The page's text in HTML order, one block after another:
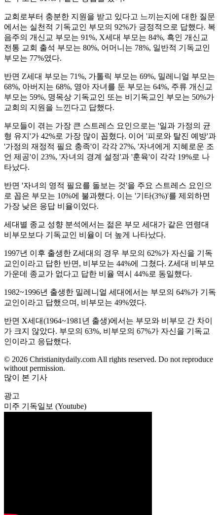
교회로부터 충분한 지원을 받고 있다고 느끼는지에 대한 질문
에서는 실천적 기독교인 부모의 92%가 긍정적으로 답했다. 복
음주의 개신교 부모는 91%, X세대 부모는 84%, 흑인 개신교
전통 교회 출석 부모는 80%, 어머니는 78%, 일반적 기독교인
부모는 77%였다.
반면 Z세대 부모는 71%, 가톨릭 부모는 69%, 밀레니얼 부모는
68%, 아버지는 68%, 영아 자녀를 둔 부모는 64%, 주류 개신교
부모는 59%, 명목상 기독교인 또는 비기독교인 부모는 50%가
교회의 지원을 느낀다고 답했다.
부모들이 겪는 가장 큰 스트레스 요인으로는 '일과 가정의 균
형 유지'가 42%로 가장 많이 꼽혔다. 이어 '피로와 탈진 예방'과
'가정의 재정적 필요 충족'이 각각 27%, '자녀에게 지혜로운 조
언 제공'이 23%, '자녀의 경계 설정'과 '훈육'이 각각 19%로 나
타났다.
반면 '자녀의 영적 필요를 돌보는 것'을 주요 스트레스 요인으
로 꼽은 부모는 10%에 불과했다. 이는 '기타(3%)'를 제외하면
가장 낮은 응답 비율이었다.
세대별 종교 성향 분석에서는 젊은 부모 세대가 같은 연령대
비부모보다 기독교인 비율이 더 높게 나타났다.
1997년 이후 출생한 Z세대의 경우 부모의 62%가 자신을 기독
교인이라고 답한 반면, 비부모는 44%에 그쳤다. Z세대 비부모
가운데 종교가 없다고 답한 비율 역시 44%로 동일했다.
1982~1996년 출생한 밀레니얼 세대에서는 부모의 64%가 기독
교인이라고 답했으며, 비부모는 49%였다.
반면 X세대(1964~1981년 출생)에서는 부모와 비부모 간 차이
가 크지 않았다. 부모의 63%, 비부모의 67%가 자신을 기독교
인이라고 응답했다.
© 2026 Christianitydaily.com All rights reserved. Do not reproduce
without permission.
많이 본 기사
광고
미주 기독일보 (Youtube)